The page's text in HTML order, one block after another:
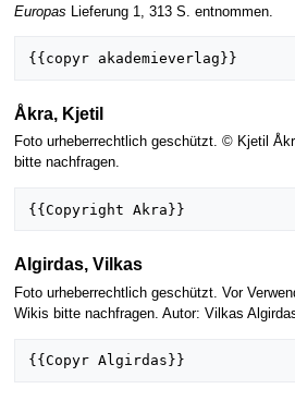
Europas Lieferung 1, 313 S. entnommen.
Åkra, Kjetil
Foto urheberrechtlich geschützt. © Kjetil
bitte nachfragen.
Algirdas, Vilkas
Foto urheberrechtlich geschützt. Vor
Wikis bitte nachfragen. Autor: Vilkas